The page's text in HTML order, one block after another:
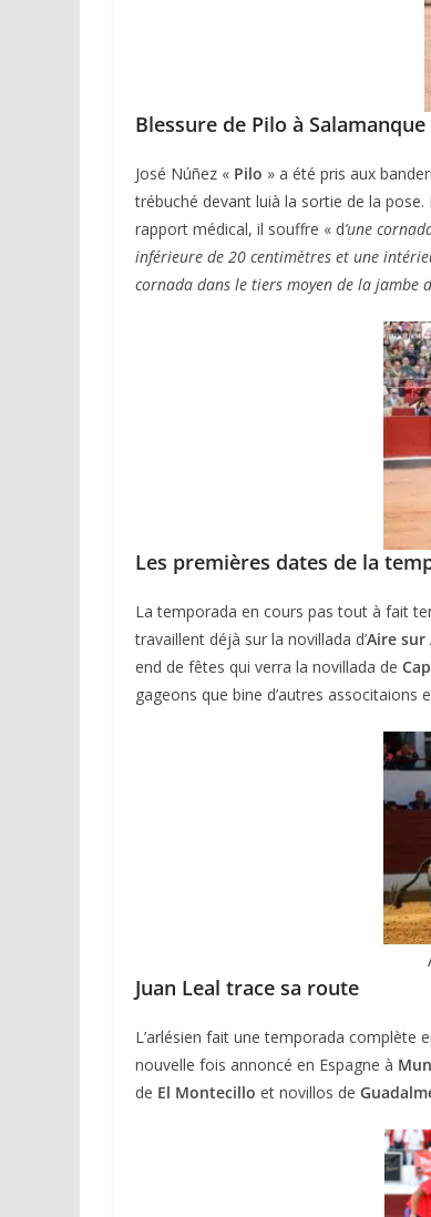
Blessure de Pilo à Salamanque
José Núñez « Pilo » a été pris aux
trébuché devant luià la sortie de la
rapport médical, il souffre « d’une
inférieure de 20 centimètres et une
cornada dans le tiers moyen de la jambe
Les premières dates de la
La temporada en cours pas tout à fait
travaillent déjà sur la novillada d’Aire sur
end de fêtes qui verra la novillada de
gageons que bine d’autres associtaions
Juan Leal trace sa route
L’arlésien fait une temporada complète
nouvelle fois annoncé en Espagne à
de El Montecillo et novillos de